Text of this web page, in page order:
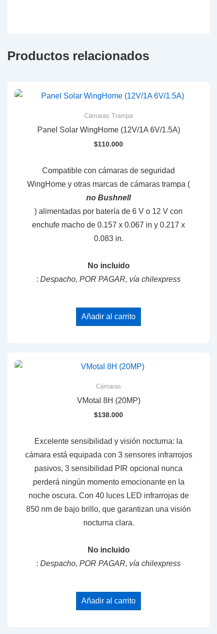
Productos relacionados
Cámaras Trampa
Panel Solar WingHome (12V/1A 6V/1.5A)
$110.000
Compatible con cámaras de seguridad
WingHome y otras marcas de cámaras trampa (
no Bushnell
) alimentadas por batería de 6 V o 12 V con
enchufe macho de 0.157 x 0.067 in y 0.217 x
0.083 in.
No incluido
: Despacho, POR PAGAR, vía chilexpress
Añadir al carrito
Cámaras
VMotal 8H (20MP)
$138.000
Excelente sensibilidad y visión nocturna: la
cámara está equipada con 3 sensores infrarrojos
pasivos, 3 sensibilidad PIR opcional nunca
perderá ningún momento emocionante en la
noche oscura. Con 40 luces LED infrarrojas de
850 nm de bajo brillo, que garantizan una visión
nocturna clara.
No incluido
: Despacho, POR PAGAR, vía chilexpress
Añadir al carrito